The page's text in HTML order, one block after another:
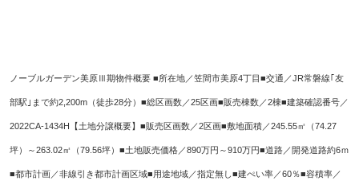
ノーブルガーデン美原Ⅲ期物件概要 ■所在地／笠間市美原4丁目■交通／JR常磐線｢友
部駅｣まで約2,200m（徒歩28分）■総区画数／25区画■販売棟数／2棟■建築確認番号／
2022CA-1434H【土地分譲概要】■販売区画数／2区画■敷地面積／245.55㎡（74.27
坪）～263.02㎡（79.56坪）■土地販売価格／890万円～910万円■道路／開発道路約6ｍ
■都市計画／非線引き都市計画区域■用途地域／指定無し■建ぺい率／60％■容積率／